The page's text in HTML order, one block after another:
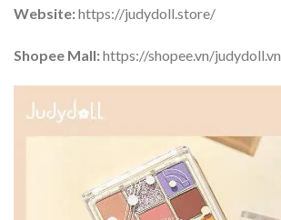
Website:https://judydoll.store/
Shopee Mall:https://shopee.vn/judydoll.vn